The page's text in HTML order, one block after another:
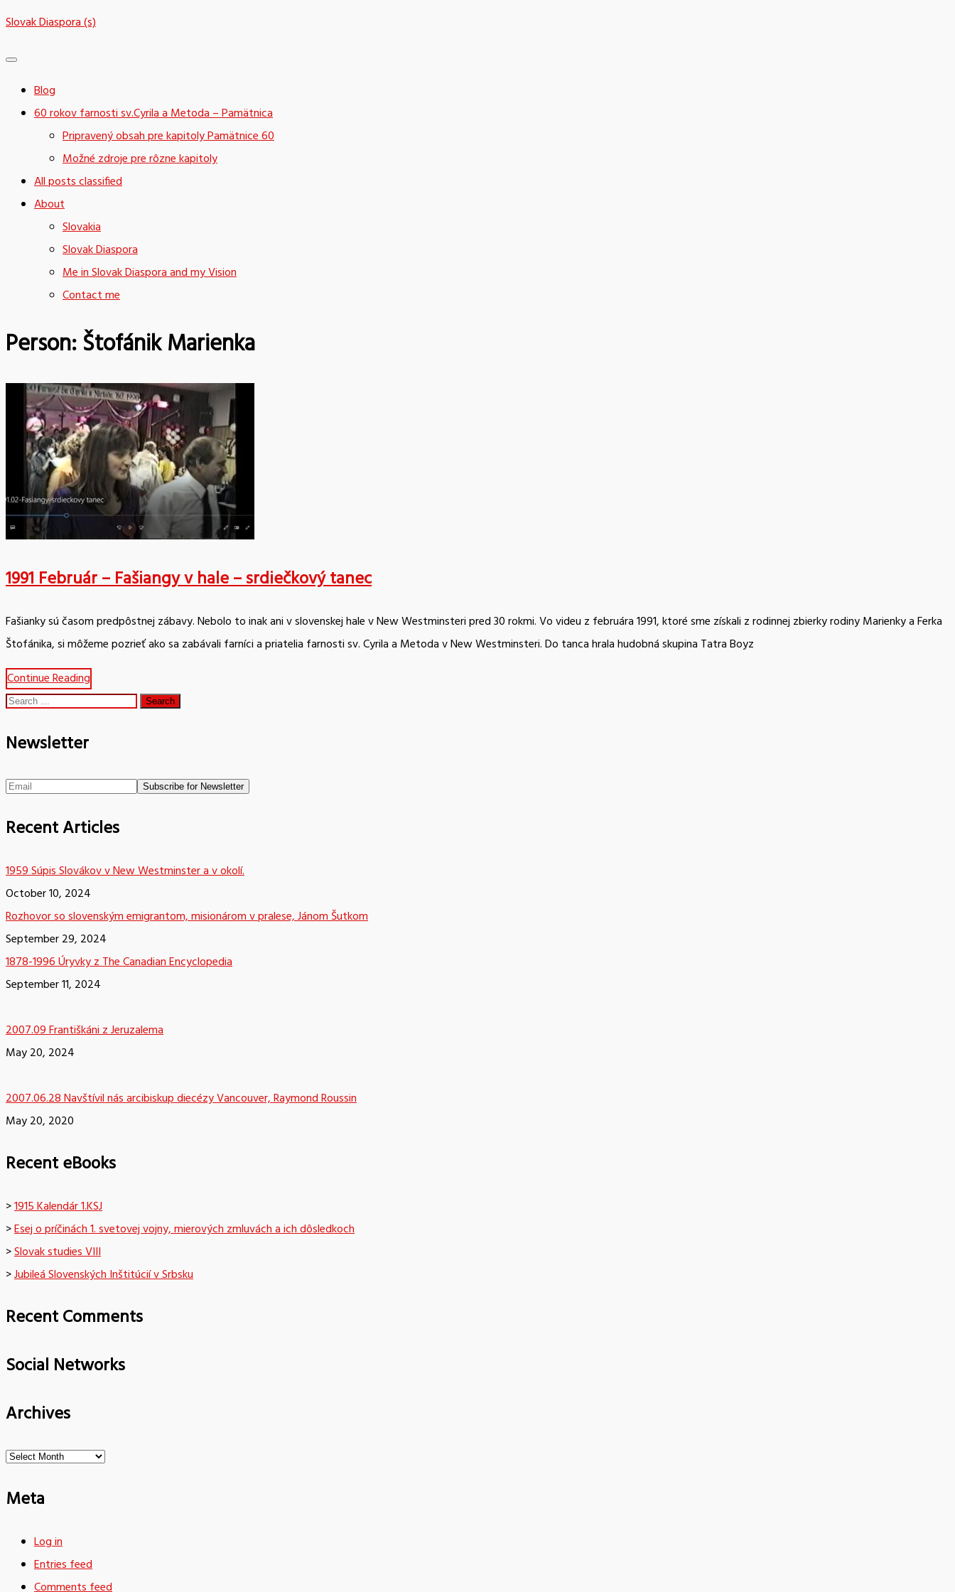
Skip
content
Slovak Diaspora (s)
Blog
60 rokov farnosti sv.Cyrila a Metoda – Pamätnica
Pripravený obsah pre kapitoly Pamätnice 60
Možné zdroje pre rôzne kapitoly
All posts classified
About
Slovakia
Slovak Diaspora
Me in Slovak Diaspora and my Vision
Contact me
Person:Štofánik Marienka
1991 Február – Fašiangy v hale – srdiečkový tanec
Fašianky sú časom predpôstnej zábavy. Nebolo to inak ani v slovenskej hale v New Westminsteri pred 30 rokmi. Vo videu z februára 1991, ktoré sme získali z rodinnej zbierky rodiny Marienky a Ferka
Štofánika, si môžeme pozrieť ako sa zabávali farníci a priatelia farnosti sv. Cyrila a Metoda v New Westminsteri. Do tanca hrala hudobná skupina Tatra Boyz
Continue Reading
Search
Newsletter
Recent Articles
1959 Súpis Slovákov v New Westminster a v okolí.
October 10, 2024
Rozhovor so slovenským emigrantom, misionárom v pralese, Jánom Šutkom
September 29, 2024
1878-1996 Úryvky z The Canadian Encyclopedia
September 11, 2024
2007.09 Františkáni z Jeruzalema
May 20, 2024
2007.06.28 Navštívil nás arcibiskup diecézy Vancouver, Raymond Roussin
May 20, 2020
Recent eBooks
>1915 Kalendár 1.KSJ
>Esej o príčinách 1. svetovej vojny, mierových zmluvách a ich dôsledkoch
>Slovak studies VIII
>Jubileá Slovenských Inštitúcií v Srbsku
Recent Comments
Social Networks
Archives
Archives
Meta
Log in
Entries feed
Comments feed